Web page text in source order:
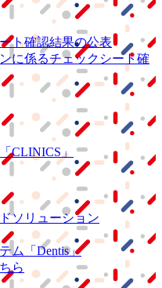
ト確認結果の公表
に係るチェックシート確
「CLINICS」
ソリューション
ム
「Dentis」
ら